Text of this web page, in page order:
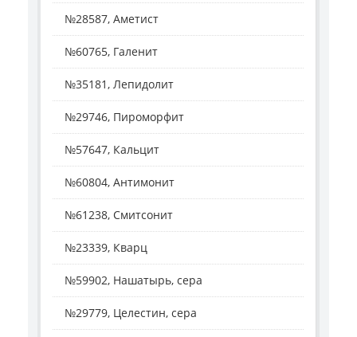
№28587, Аметист
№60765, Галенит
№35181, Лепидолит
№29746, Пироморфит
№57647, Кальцит
№60804, Антимонит
№61238, Смитсонит
№23339, Кварц
№59902, Нашатырь, сера
№29779, Целестин, сера